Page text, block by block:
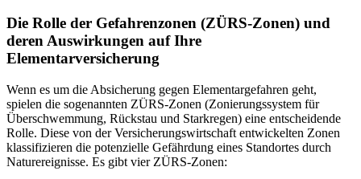
Die Rolle der Gefahrenzonen (ZÜRS-Zonen) und
deren Auswirkungen auf Ihre
Elementarversicherung
Wenn es um die Absicherung gegen Elementargefahren geht,
spielen die sogenannten ZÜRS-Zonen (Zonierungssystem für
Überschwemmung, Rückstau und Starkregen) eine entscheidende
Rolle. Diese von der Versicherungswirtschaft entwickelten Zonen
klassifizieren die potenzielle Gefährdung eines Standortes durch
Naturereignisse. Es gibt vier ZÜRS-Zonen: